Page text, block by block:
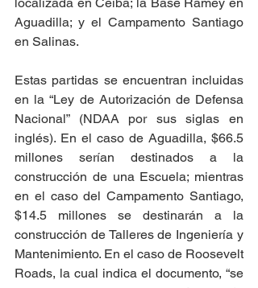
Aguadilla; y el Campamento Santiago
en Salinas.
Estas partidas se encuentran incluidas
en la “Ley de Autorización de Defensa
Nacional” (NDAA por sus siglas en
inglés). En el caso de Aguadilla, $66.5
millones serían destinados a la
construcción de una Escuela; mientras
en el caso del Campamento Santiago,
$14.5 millones se destinarán a la
construcción de Talleres de Ingeniería y
Mantenimiento. En el caso de Roosevelt
Roads, la cual indica el documento, “se